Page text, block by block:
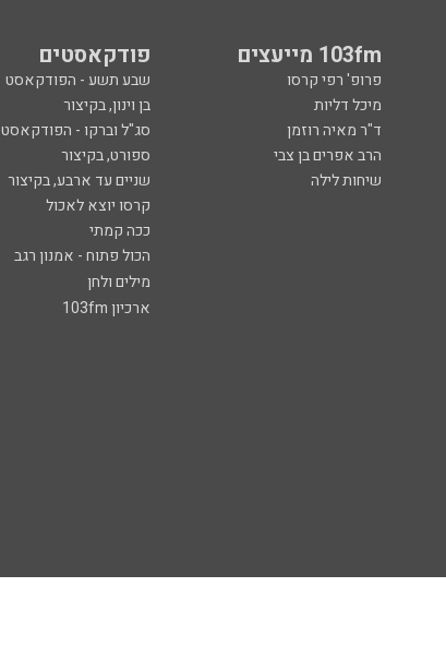
103fm מייעצים פודקאסטים
פרופ' רפי קרסו שבע תשע - הפודקאסט
מיכל דליות בן וינון, בקיצור
ד"ר מאיה רוזמן סג"ל וברקו - הפודקאסט
הרב אפרים בן צבי ספורט, בקיצור
שיחות לילה שניים עד ארבע, בקיצור
קרסו יוצא לאכול
ככה קמתי
הכול פתוח - אמנון רגב
מילים ולחן
ארכיון 103fm